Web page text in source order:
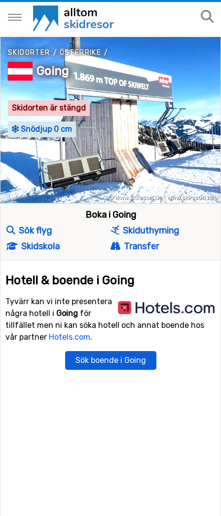
SKIDORTER/ÖSTERRIKE /
Going
Skidorten är stängd
Snödjup 0 cm
Boka i Going
Sök flyg
Skiduthyrning
Skidskola
Transfer
Hotell & boende i Going
Tyvärr kan vi inte presentera
några hotell i Going för
tillfället men ni kan söka hotell och annat boende hos
vår partner Hotels.com.
Sök boende i Going